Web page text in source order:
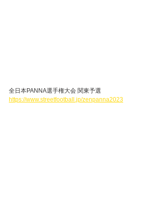
全日本PANNA選手権大会 関東予選
https://www.streetfootball.jp/zenpanna2023